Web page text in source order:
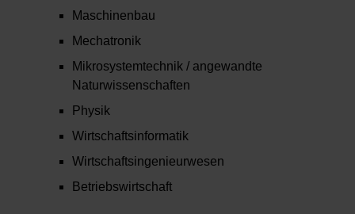
Maschinenbau
Mechatronik
Mikrosystemtechnik / angewandte
Naturwissenschaften
Physik
Wirtschaftsinformatik
Wirtschaftsingenieurwesen
Betriebswirtschaft